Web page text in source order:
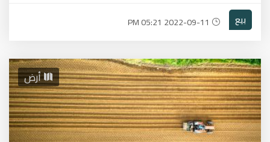
بيع
أرض